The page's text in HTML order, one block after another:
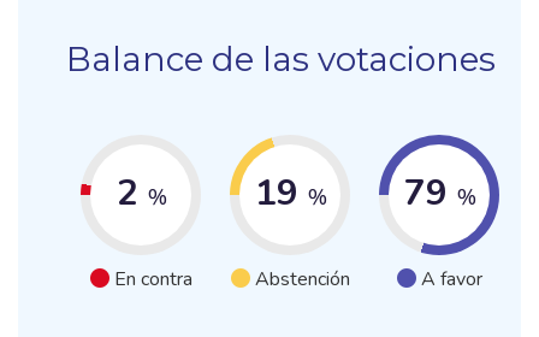
Balance de las votaciones
2 %
En contra
19 %
Abstención
79 %
A favor